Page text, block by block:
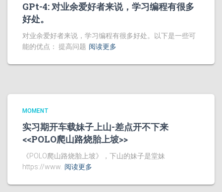
GPt-4: 对业余爱好者来说，学习编程有很多
好处。
对业余爱好者来说，学习编程有很多好处。以下是一些可
能的优点： 提高问题 阅读更多
MOMENT
实习期开车载妹子上山-差点开不下来
<<POLO爬山路烧胎上坡>>
《POLO爬山路烧胎上坡》，下山的妹子是堂妹
https://www. 阅读更多